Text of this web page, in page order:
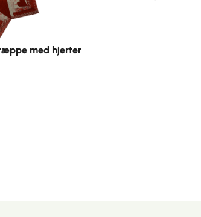
med hjerter